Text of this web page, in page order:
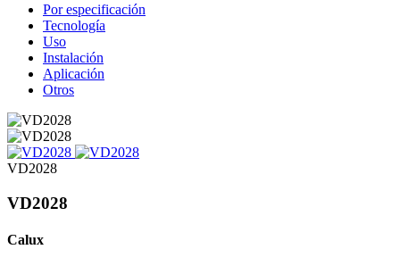
Por especificación
Tecnología
Uso
Instalación
Aplicación
Otros
VD2028
VD2028
Calux